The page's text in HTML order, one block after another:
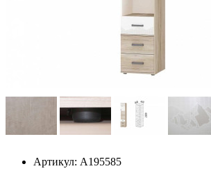
Артикул: А195585